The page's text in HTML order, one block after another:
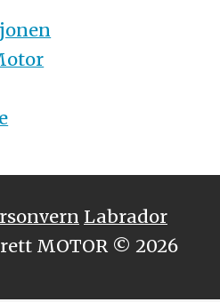
Labrador
MOTOR © 2026